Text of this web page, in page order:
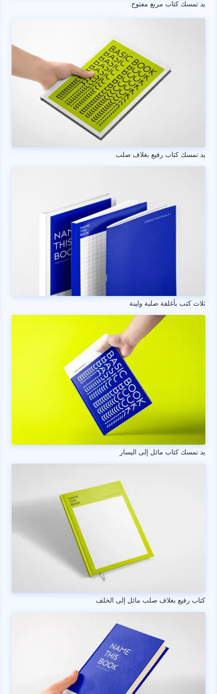
يد تمسك كتاب مربع مفتوح
يد تمسك كتاب رفيع بغلاف صلب
ثلاث كتب بأغلفة صلبة ولينة
يد تمسك كتاب مائل إلى اليسار
كتاب رفيع بغلاف صلب مائل إلى الخلف